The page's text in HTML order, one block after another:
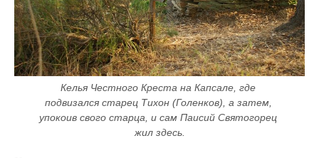
Келья Честного Креста на Капсале, где
подвизался старец Тихон (Голенков), а затем,
упокоив свого старца, и сам Паисий Святогорец
жил здесь.